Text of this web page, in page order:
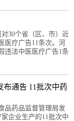
30个省（区、市）近
医疗广告11条次。河
违法中医医疗广告1条
布通告 11批次中药
品药品监督管理局发
企业生产的11批次中